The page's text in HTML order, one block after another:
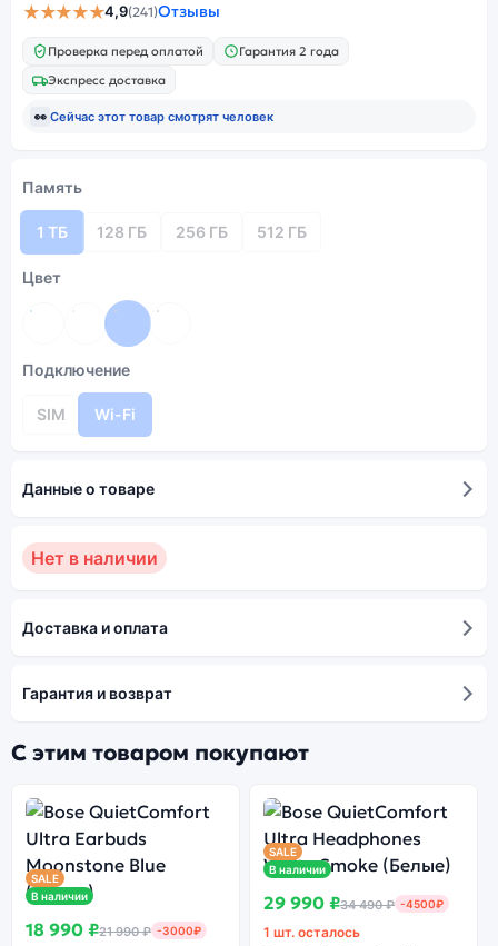
★★★★★4,9(241)Отзывы
Проверка перед оплатой
Гарантия 2 года
Экспресс доставка
👀 Сейчас этот товар смотрят человек
Память
1 ТБ 128 ГБ 256 ГБ 512 ГБ
Цвет
Подключение
SIM Wi-Fi
Данные о товаре
Нет в наличии
Доставка и оплата
Гарантия и возврат
С этим товаром покупают
SALE
В наличии
18 990 ₽21 990 ₽ -3000₽
SALE
В наличии
29 990 ₽34 490 ₽ -4500₽
1 шт. осталось